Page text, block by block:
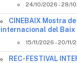
24/10/2026 - 28/
CINEBAIX Mostra
internacional del Baix
15/11/2026 - 20/11/
REC- FESTIVAL